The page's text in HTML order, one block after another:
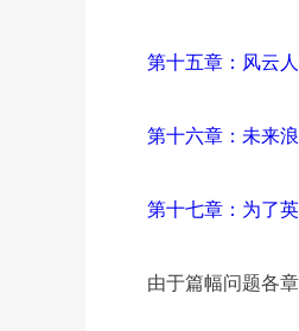
第十五章：风云
第十六章：未来
第十七章：为了
由于篇幅问题各